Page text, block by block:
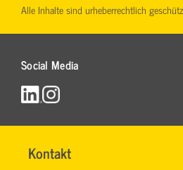
Kontakt
RONALD
Name*
Social Media
Alle Inhalte sind urheberrechtlich